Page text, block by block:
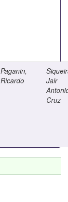
Paganin,
Ricardo
Jair
Cruz